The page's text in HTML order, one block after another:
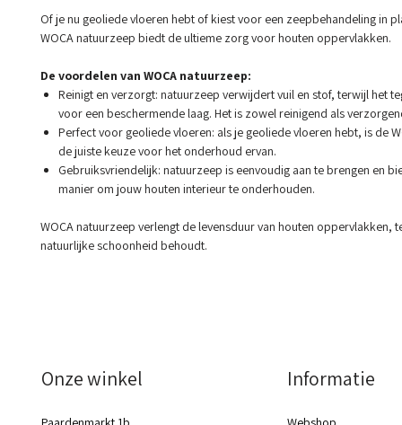
Of je nu geoliede vloeren hebt of kiest voor een zeepbehandeling in
WOCA natuurzeep biedt de ultieme zorg voor houten oppervlakken.
De voordelen van WOCA natuurzeep:
Reinigt en verzorgt: natuurzeep verwijdert vuil en stof, terwijl het
voor een beschermende laag. Het is zowel reinigend als
Perfect voor geoliede vloeren: als je geoliede vloeren hebt, is de
de juiste keuze voor het onderhoud ervan.
Gebruiksvriendelijk: natuurzeep is eenvoudig aan te brengen en
manier om jouw houten interieur te onderhouden.
WOCA natuurzeep verlengt de levensduur van houten oppervlakken,
natuurlijke schoonheid behoudt.
Onze winkel Informatie